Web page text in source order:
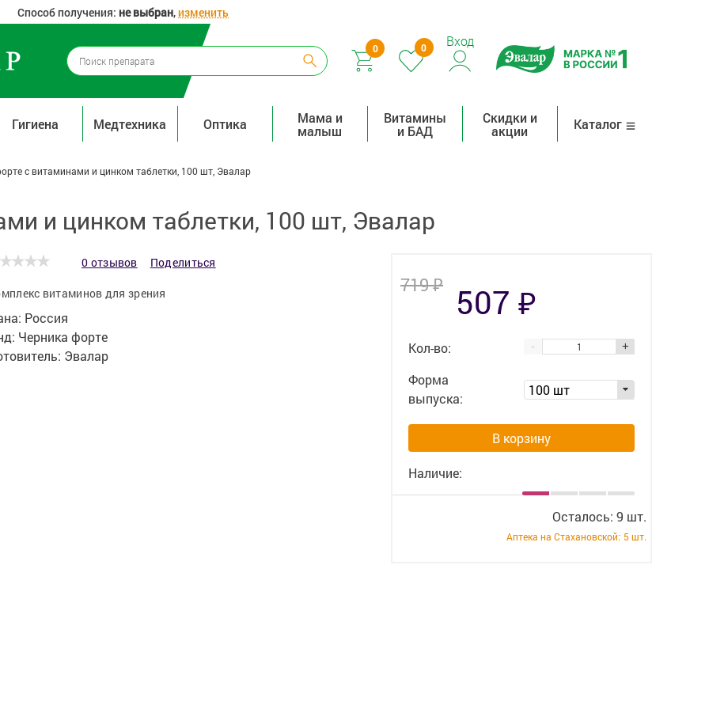
Способ получения: не выбран,изменить
0 0 Вход
Гигиена Медтехника Оптика
Мама и
малыш
Витамины
и БАД
Скидки и
акции
Каталог
с витаминами и цинком таблетки, 100 шт, Эвалар
и цинком таблетки, 100 шт, Эвалар
0 отзывов Поделиться
витаминов для зрения
Россия
Черника форте
Эвалар
719₽ 507 ₽
Кол-во: - +
Форма
выпуска:
100 шт
В корзину
Наличие:
Осталось: 9 шт.
Аптека на Стахановской: 5 шт.